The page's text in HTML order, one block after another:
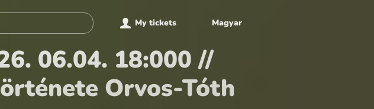
My tickets Magyar
06.04. 18:000 //
Orvos-Tóth